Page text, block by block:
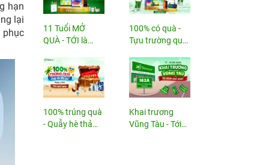
hạn
lại
11 Tuổi MỞ
QUÀ - TỚI là
100% có quà -
Tựu trường quá
100% trúng quà
- Quẫy hè thả
Khai trương
Vũng Tàu - Tới